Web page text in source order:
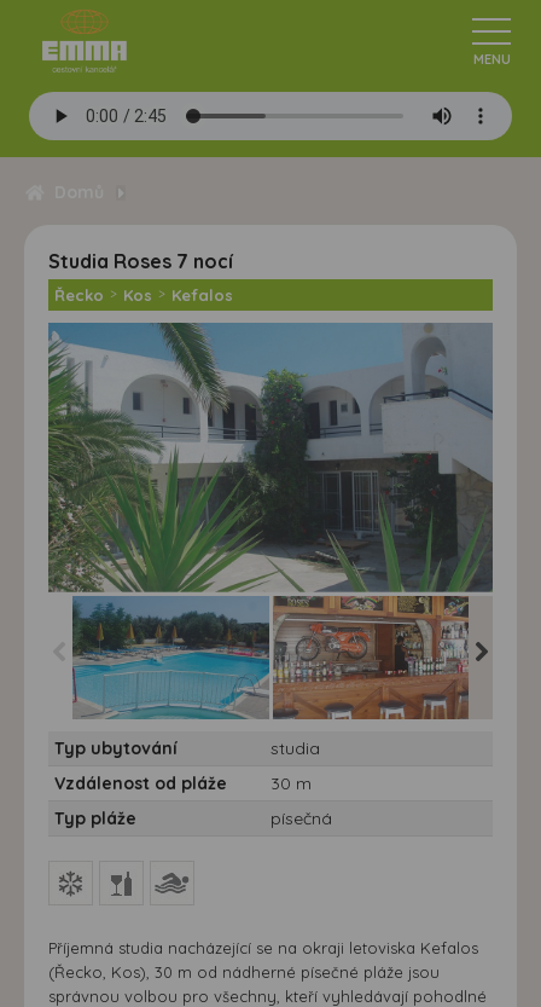
Studia Roses 7 nocí
Řecko > Kos > Kefalos
Řecko, Kos, Kefalos -
studia Roses
Řecko, Kos, Kefalos -
studia Roses
Typ ubytování
studia
Vzdálenost od pláže
30 m
Typ pláže
písečná
Příjemná studia nacházející se na okraji letoviska Kefalos
(Řecko, Kos), 30 m od nádherné písečné pláže jsou
správnou volbou pro všechny, kteří vyhledávají pohodlné